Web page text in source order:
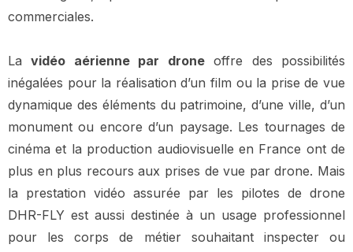
commerciales.
Lavidéo aérienne par droneoffre des possibilités
inégalées pour la réalisation d’un film ou la prise de vue
dynamique des éléments du patrimoine, d’une ville, d’un
monument ou encore d’un paysage. Les tournages de
cinéma et la production audiovisuelle en France ont de
plus en plus recours aux prises de vue par drone. Mais
la prestation vidéo assurée par les pilotes de drone
DHR-FLY est aussi destinée à un usage professionnel
pour les corps de métier souhaitant inspecter ou